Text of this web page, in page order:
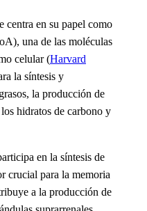
centra en su papel como
una de las moléculas
celular (Harvard
la síntesis y
la producción de
hidratos de carbono y
en la síntesis de
crucial para la memoria
a la producción de